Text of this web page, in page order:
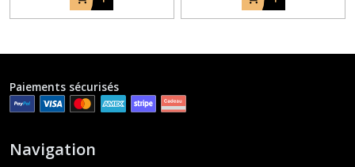
Paiements sécurisés
Navigation